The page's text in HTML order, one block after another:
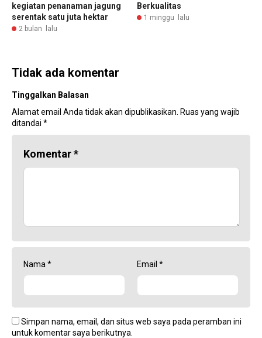
kegiatan penanaman jagung
serentak satu juta hektar
2 bulan lalu
Berkualitas
1 minggu lalu
Tidak ada komentar
Tinggalkan Balasan
Alamat email Anda tidak akan dipublikasikan. Ruas yang wajib
ditandai *
Komentar*
Nama * Email *
Simpan nama, email, dan situs web saya pada peramban ini
untuk komentar saya berikutnya.